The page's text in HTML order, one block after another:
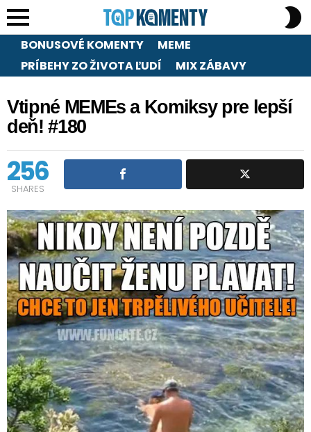
Menu
BONUSOVÉ KOMENTY
MEME
PRÍBEHY ZO ŽIVOTA ĽUDÍ
MIX ZÁBAVY
Vtipné MEMEs a Komiksy pre lepší
deň! #180
256
SHARES